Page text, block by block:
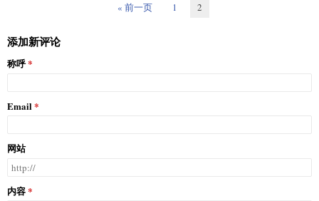
« 前一页 1 2
添加新评论
称呼
Email
网站
内容